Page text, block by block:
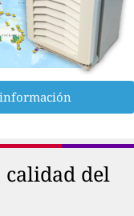
calidad del